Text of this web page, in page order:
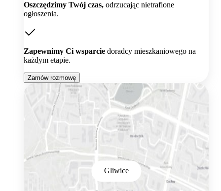
Oszczędzimy Twój czas, odrzucając nietrafione
ogłoszenia.
Zapewnimy Ci wsparcie doradcy mieszkaniowego na
każdym etapie.
Zamów rozmowę
Gliwice